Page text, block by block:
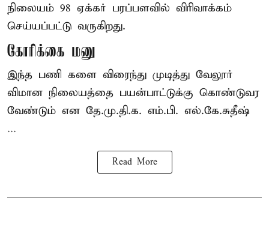
நிலையம் 98 ஏக்கர் பரப்பளவில் விரிவாக்கம்
செய்யப்பட்டு வருகிறது.
கோரிக்கை மனு
இந்த பணி களை விரைந்து முடித்து வேலூர்
விமான நிலையத்தை பயன்பாட்டுக்கு கொண்டுவர
வேண்டும் என தே.மு.தி.க. எம்.பி. எல்.கே.சுதீஷ்
...
Read More